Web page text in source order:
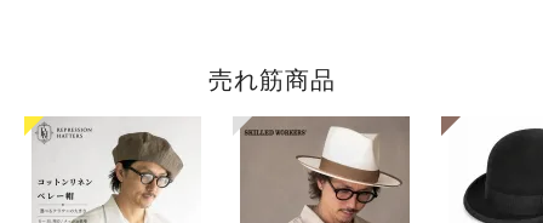
売れ筋商品